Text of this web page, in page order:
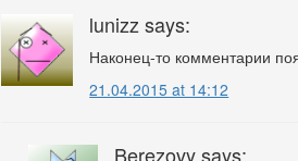
lunizz says:
Наконец-то комментарии
21.04.2015 at 14:12
Berezovy says: